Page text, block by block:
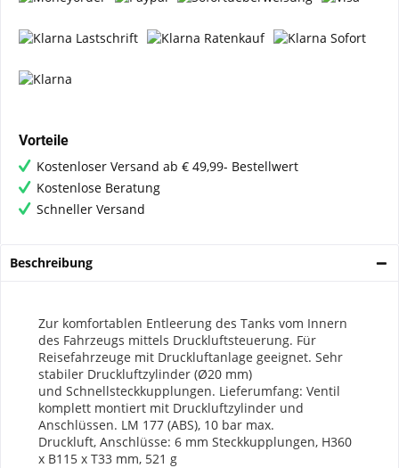
Vorteile
Kostenloser Versand ab € 49,99- Bestellwert
Kostenlose Beratung
Schneller Versand
Beschreibung
Zur komfortablen Entleerung des Tanks vom Innern
des Fahrzeugs mittels Druckluftsteuerung. Für
Reisefahrzeuge mit Druckluftanlage geeignet. Sehr
stabiler Druckluftzylinder (Ø20 mm)
und Schnellsteckkupplungen. Lieferumfang: Ventil
komplett montiert mit Druckluftzylinder und
Anschlüssen. LM 177 (ABS), 10 bar max.
Druckluft, Anschlüsse: 6 mm Steckkupplungen, H360
x B115 x T33 mm, 521 g